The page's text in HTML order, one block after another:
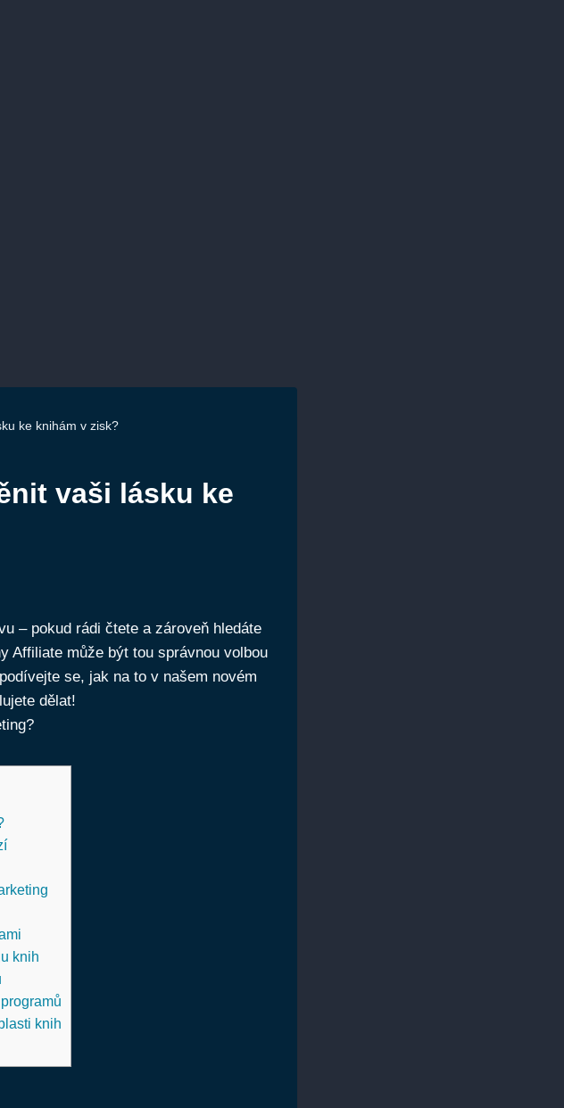
ke knihám v zisk?
vaši lásku ke
– pokud rádi čtete a zároveň hledáte
Affiliate může být tou správnou volbou
se, jak na to v našem novém
dělat!
knih
knih